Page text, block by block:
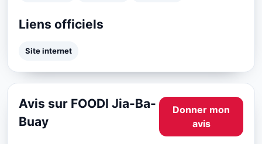
Liens officiels
Site internet
Avis sur FOODI Jia-Ba-
Buay
Donner mon
avis